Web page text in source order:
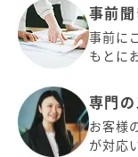
事前
事前に
もとに
専門
お客様
が対応